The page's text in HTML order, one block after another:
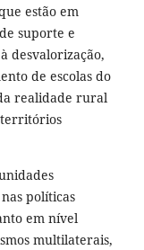
estão em
suporte e
desvalorização,
de escolas do
realidade rural
políticas
em nível
multilaterais,